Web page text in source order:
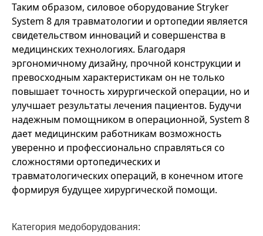
Категория медоборудования:
Таким образом, силовое оборудование Stryker
System 8 для травматологии и ортопедии является
свидетельством инноваций и совершенства в
медицинских технологиях. Благодаря
эргономичному дизайну, прочной конструкции и
превосходным характеристикам он не только
повышает точность хирургической операции, но и
улучшает результаты лечения пациентов. Будучи
надежным помощником в операционной, System 8
дает медицинским работникам возможность
уверенно и профессионально справляться со
сложностями ортопедических и
травматологических операций, в конечном итоге
формируя будущее хирургической помощи.